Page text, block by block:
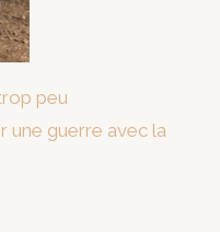
peu
une guerre avec la